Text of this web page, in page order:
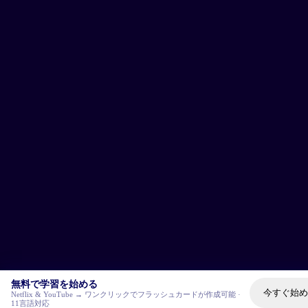
無料で学習を始める
Netflix & YouTube → ワンクリックでフラッシュカードが作成可能 ·
11言語対応
今すぐ始